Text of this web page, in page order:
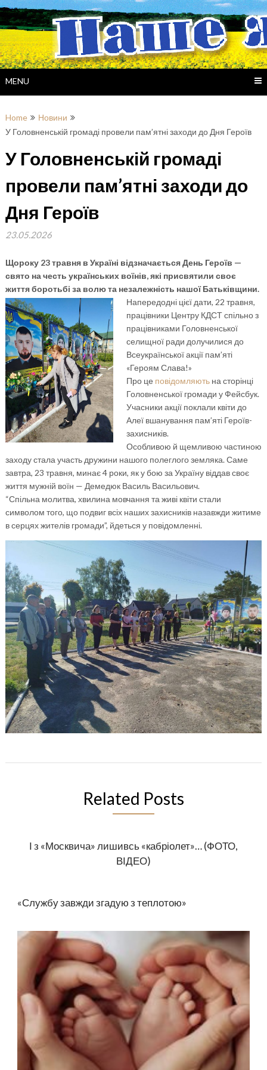
Skip
to
content
MENU
Home
Новини
У Головненській громаді провели пам’ятні заходи до Дня Героїв
У Головненській громаді
провели пам’ятні заходи до
Дня Героїв
23.05.2026
Щороку 23 травня в Україні відзначається День Героїв —
свято на честь українських воїнів, які присвятили своє
життя боротьбі за волю та незалежність нашої Батьківщини.
Напередодні цієї дати, 22 травня,
працівники Центру КДСТ спільно з
працівниками Головненської
селищної ради долучилися до
Всеукраїнської акції пам’яті
«Героям Слава!»
Про це повідомляютьна сторінці
Головненської громади у Фейсбук.
Учасники акції поклали квіти до
Алеї вшанування пам’яті Героїв-
захисників.
Особливою й щемливою частиною
заходу стала участь дружини нашого полеглого земляка. Саме
завтра, 23 травня, минає 4 роки, як у бою за Україну віддав своє
життя мужній воїн — Демедюк Василь Васильович.
“Спільна молитва, хвилина мовчання та живі квіти стали
символом того, що подвиг всіх наших захисників назавжди житиме
в серцях жителів громади”, йдеться у повідомленні.
Related Posts
І з «Москвича» лишивсь «кабріолет»… (ФОТО,
ВІДЕО)
«Службу завжди згадую з теплотою»